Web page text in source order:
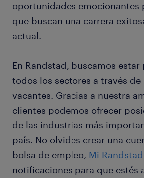
oportunidades emocionantes
que buscan una carrera
actual.
En Randstad, buscamos estar
todos los sectores a través de
vacantes. Gracias a nuestra
clientes podemos ofrecer
de las industrias más
país. No olvides crear una
bolsa de empleo, Mi Randstad
notificaciones para que estés